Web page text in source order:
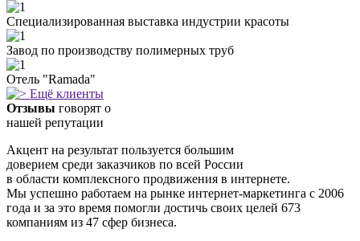
Специализированная выставка индустрии красоты
Завод по производству полимерных труб
Отель "Ramada"
Ещё клиенты
Отзывы говорят о
нашей репутации
Акцент на результат пользуется большим
доверием среди заказчиков по всей Росcии
в области комплексного продвижения в интернете.
Мы успешно работаем на рынке интернет-маркетинга с 2006
года и за это время помогли достичь своих целей 673
компаниям из 47 сфер бизнеса.